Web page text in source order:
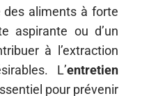
des aliments à forte
aspirante ou d’un
à l’extraction
L’entretien
pour prévenir